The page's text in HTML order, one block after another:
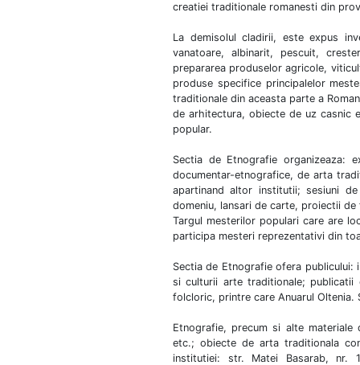
creatiei traditionale romanesti din
La demisolul cladirii, este expus
vanatoare, albinarit, pescuit,
prepararea produselor agricole,
produse specifice principalelor
traditionale din aceasta parte a
de arhitectura, obiecte de uz casnic
popular.
Sectia de Etnografie organizeaza:
documentar-etnografice, de arta
apartinand altor institutii; sesiuni
domeniu, lansari de carte, proiectii
Targul mesterilor populari care are
participa mesteri reprezentativi din
Sectia de Etnografie ofera
si culturii arte traditionale;
folcloric, printre care Anuarul Oltenia.
Etnografie, precum si alte
etc.; obiecte de arta traditionala
institutiei: str. Matei Basarab, nr.